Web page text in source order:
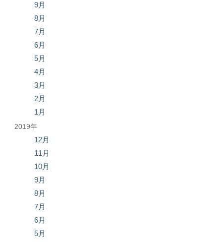
9月
8月
7月
6月
5月
4月
3月
2月
1月
2019年
12月
11月
10月
9月
8月
7月
6月
5月